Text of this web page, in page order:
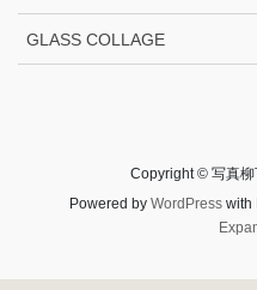
GLASS COLLAGE
Copyright © 写真
Powered by WordPresswith